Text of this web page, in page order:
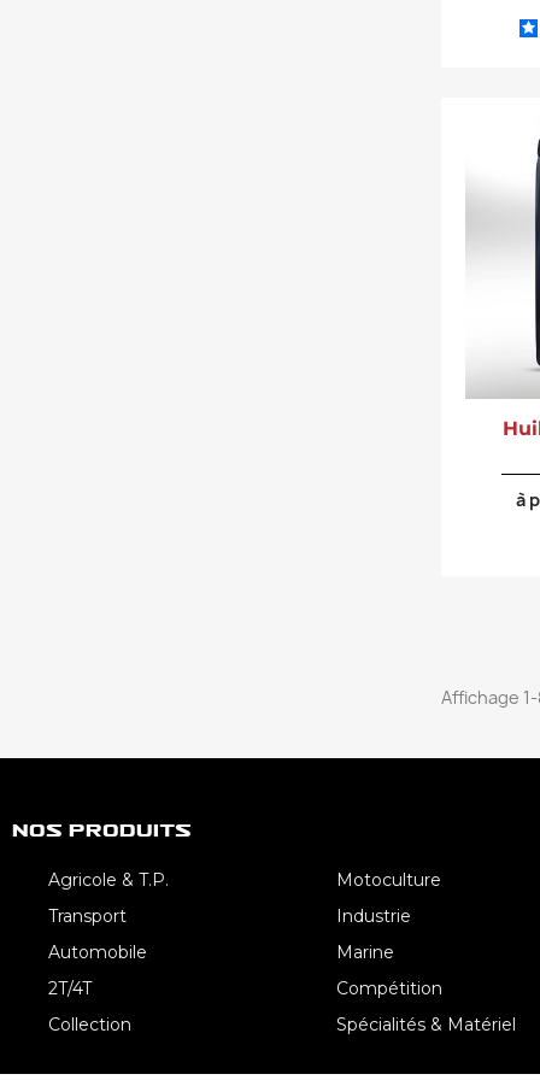
à
Affichage
Nos Produits
Agricole & T.P.
Transport
Automobile
2T/4T
Collection
Motoculture
Industrie
Marine
Compétition
Spécialités & Matériel